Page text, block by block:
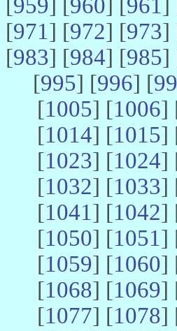
959 960 961
[971] [972] [973]
[983] [984] [985]
[995] [996] [
[1005] [1006]
[1014] [1015]
[1023] [1024]
[1032] [1033]
[1041] [1042]
[1050] [1051]
[1059] [1060]
[1068] [1069]
[1077] [1078]